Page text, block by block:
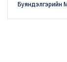
Буяндэлгэрийн